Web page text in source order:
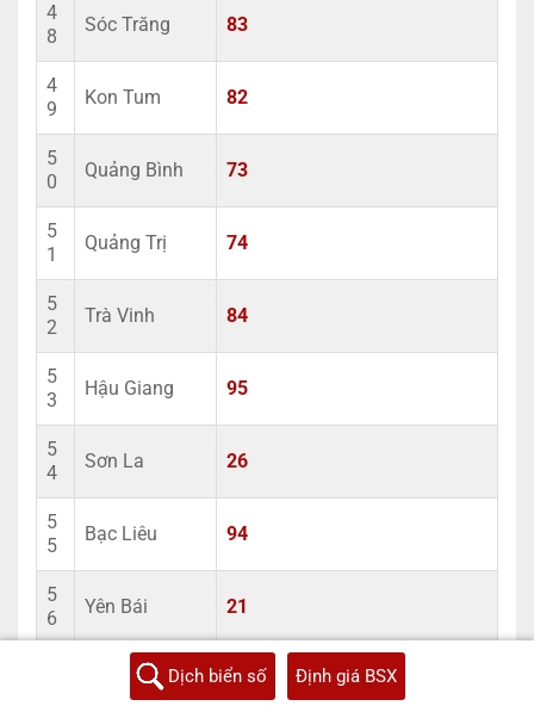
4
8
Sóc Trăng 83
4
9
Kon Tum 82
5
0
Quảng Bình 73
5
1
Quảng Trị 74
5
2
Trà Vinh 84
5
3
Hậu Giang 95
5
4
Sơn La 26
5
5
Bạc Liêu 94
5
6
Yên Bái 21
Tuyên Quang 22
Dịch biển số Định giá BSX